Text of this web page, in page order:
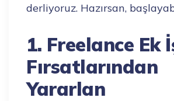
derliyoruz. Hazırsan,
1. Freelance Ek
Fırsatlarından
Yararlan